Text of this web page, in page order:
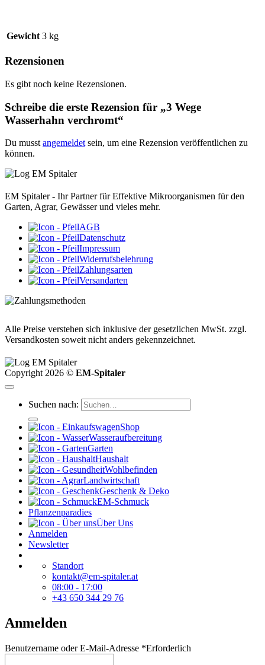
Gewicht 3 kg
Rezensionen
Es gibt noch keine Rezensionen.
Schreibe die erste Rezension für „3 Wege
Wasserhahn verchromt“
Du musst angemeldet sein, um eine Rezension veröffentlichen zu
können.
EM Spitaler - Ihr Partner für Effektive Mikroorganismen für den
Garten, Agrar, Gewässer und vieles mehr.
AGB
Datenschutz
Impressum
Widerrufsbelehrung
Zahlungsarten
Versandarten
Alle Preise verstehen sich inklusive der gesetzlichen MwSt. zzgl.
Versandkosten soweit nicht anders gekennzeichnet.
Copyright 2026 © EM-Spitaler
Suchen nach:
Shop
Wasseraufbereitung
Garten
Haushalt
Wohlbefinden
Landwirtschaft
Geschenk & Deko
EM-Schmuck
Pflanzenparadies
Über Uns
Anmelden
Newsletter
Standort
kontakt@em-spitaler.at
08:00 - 17:00
+43 650 344 29 76
Anmelden
Benutzername oder E-Mail-Adresse *Erforderlich